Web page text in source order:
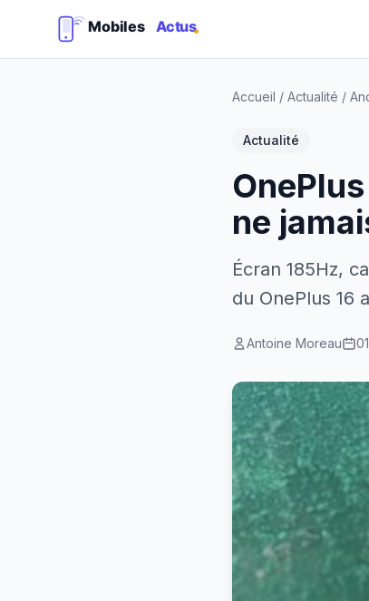
Accueil / Actualité /
Actualité
ne
Écran 185Hz,
du OnePlus 16
Antoine Moreau